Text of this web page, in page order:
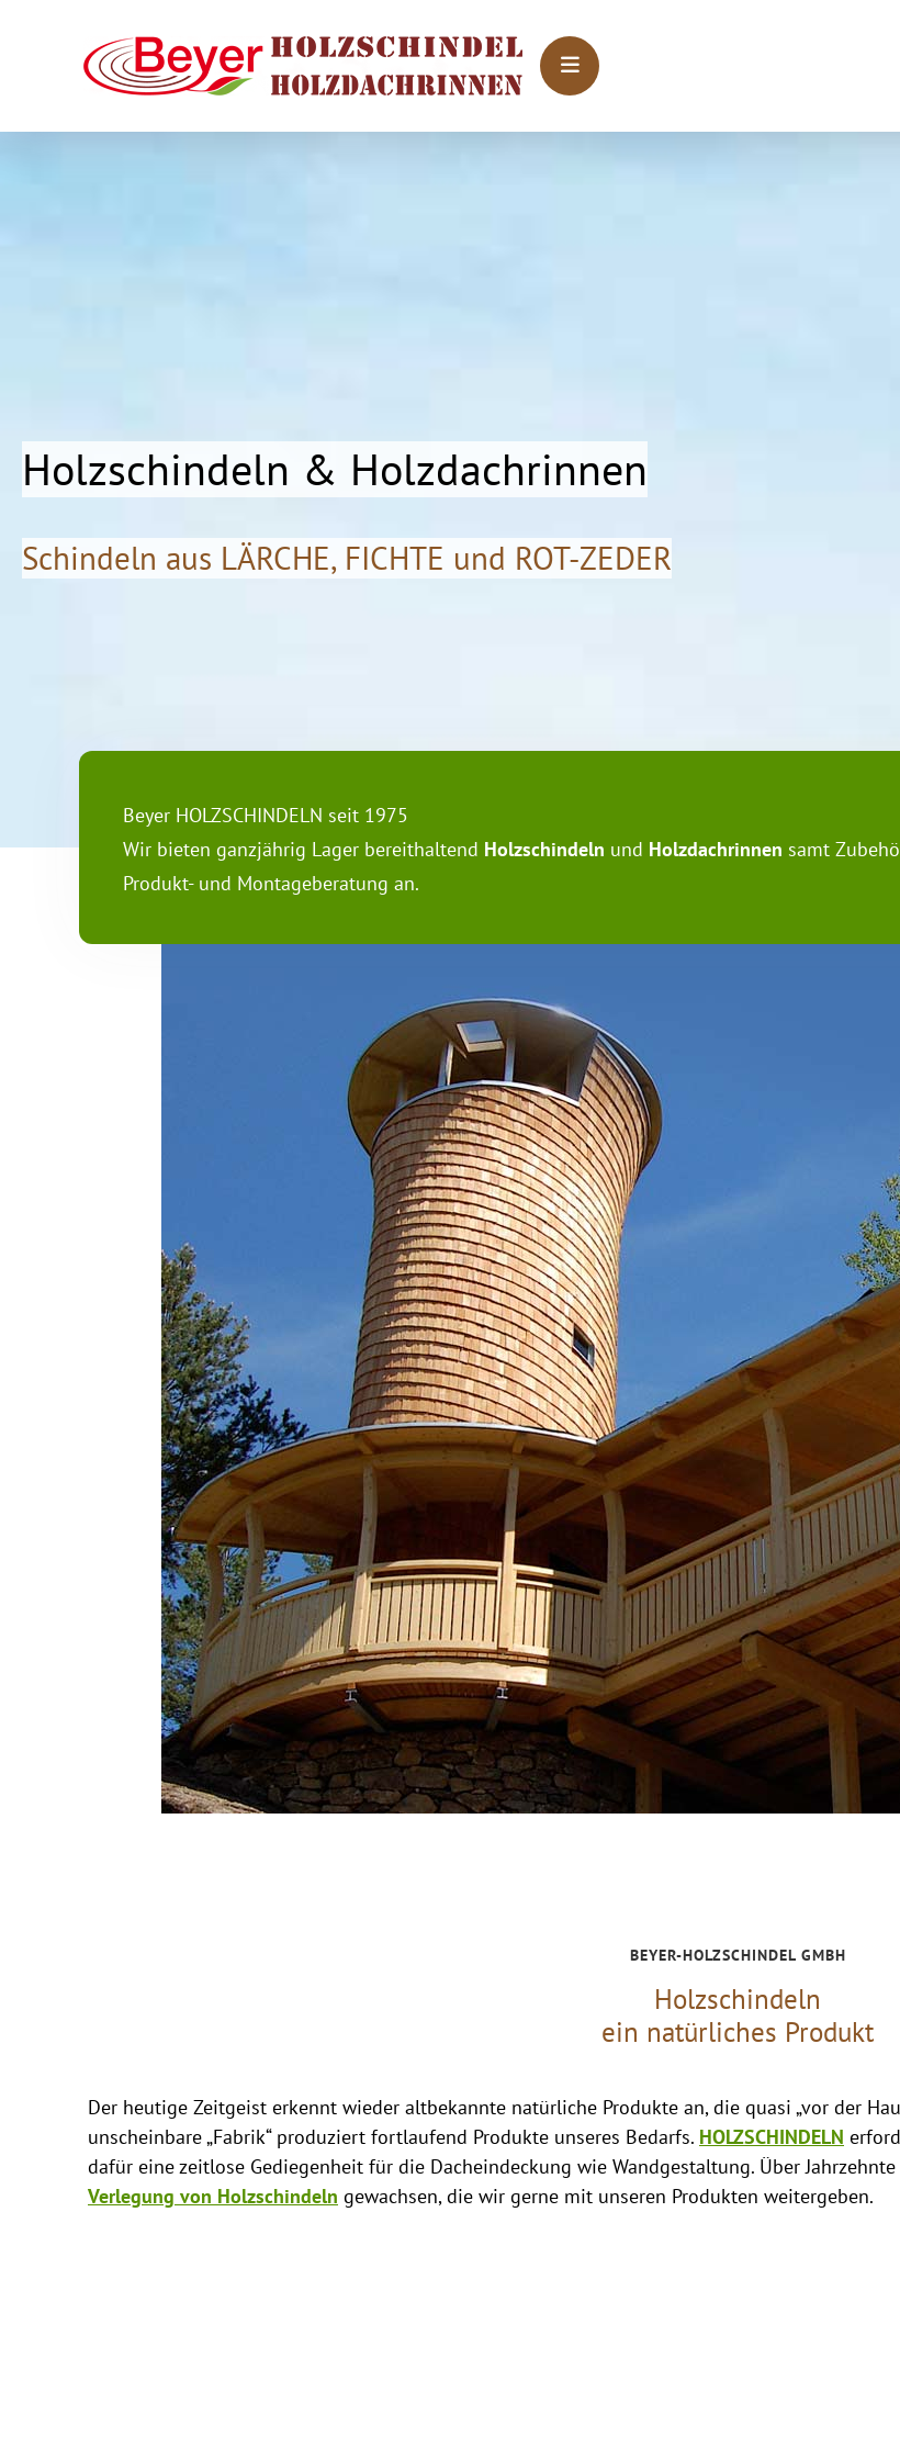
Holzschindeln & Holzdachrinnen
Schindeln aus LÄRCHE, FICHTE und ROT-ZEDER
Beyer HOLZSCHINDELN seit 1975
Wir bieten ganzjährig Lager bereithaltend Holzschindeln und Holzdachrinnen samt
Produkt- und Montageberatung an.
BEYER-HOLZSCHINDEL GMBH
Holzschindeln
ein natürliches Produkt
Der heutige Zeitgeist erkennt wieder altbekannte natürliche Produkte an, die quasi „vor der
unscheinbare „Fabrik“ produziert fortlaufend Produkte unseres Bedarfs. HOLZSCHINDELN
dafür eine zeitlose Gediegenheit für die Dacheindeckung wie Wandgestaltung. Über
Verlegung von Holzschindeln gewachsen, die wir gerne mit unseren Produkten weitergeben.